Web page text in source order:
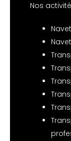
Nos